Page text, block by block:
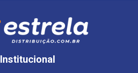
Institucional